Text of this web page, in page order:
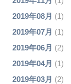
2019年08月 (1)
2019年07月 (1)
2019年06月 (2)
2019年04月 (1)
2019年03月 (2)